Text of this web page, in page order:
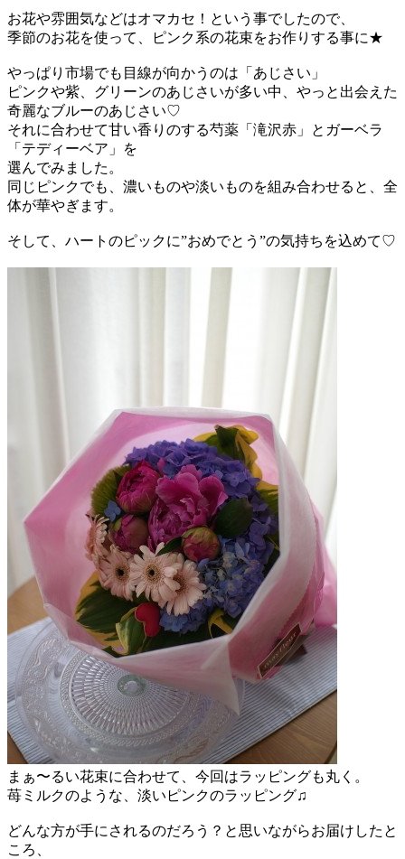
お花や雰囲気などはオマカセ！という事でしたので、
季節のお花を使って、ピンク系の花束をお作りする事に★
やっぱり市場でも目線が向かうのは「あじさい」
ピンクや紫、グリーンのあじさいが多い中、やっと出会えた
奇麗なブルーのあじさい♡
それに合わせて甘い香りのする芍薬「滝沢赤」とガーベラ
「テディーベア」を
選んでみました。
同じピンクでも、濃いものや淡いものを組み合わせると、全
体が華やぎます。
そして、ハートのピックに”おめでとう”の気持ちを込めて♡
まぁ〜るい花束に合わせて、今回はラッピングも丸く。
苺ミルクのような、淡いピンクのラッピング♫
どんな方が手にされるのだろう？と思いながらお届けしたと
ころ、